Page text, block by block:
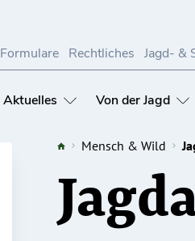
Formulare Rechtliches Jagd- &
Aktuelles Von der Jagd
Mensch & Wild